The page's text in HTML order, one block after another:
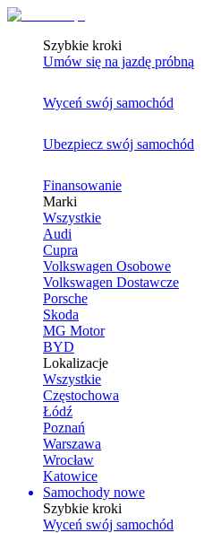
Szybkie kroki
Umów się na jazdę próbną
Wyceń swój samochód
Ubezpiecz swój samochód
Finansowanie
Marki
Wszystkie
Audi
Cupra
Volkswagen Osobowe
Volkswagen Dostawcze
Porsche
Skoda
MG Motor
BYD
Lokalizacje
Wszystkie
Częstochowa
Łódź
Poznań
Warszawa
Wrocław
Katowice
Samochody nowe
Szybkie kroki
Wyceń swój samochód